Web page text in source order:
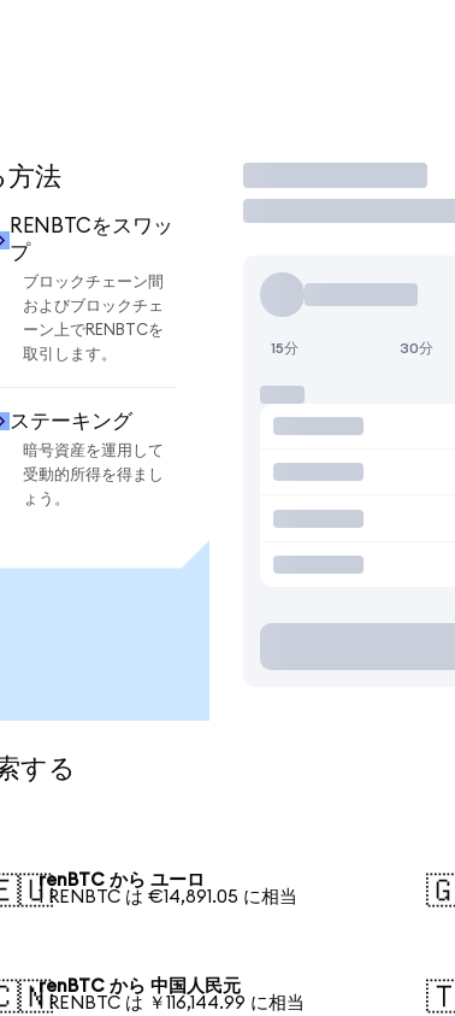
法
RENBTCをスワッ
プ
ブロックチェーン間
およびブロックチェ
ーン上でRENBTCを
取引します。
ステーキング
暗号資産を運用して
受動的所得を得まし
ょう。
取引
15分 30分
する
renBTC から ユーロ
1 RENBTC は €14,891.05 に相当
renBTC から 中国人民元
1 RENBTC は ￥116,144.99 に相当